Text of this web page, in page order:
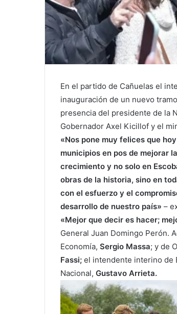
En el partido de Cañuelas el
inauguración de un nuevo
presencia del presidente de la
Gobernador Axel Kicillof y el
«Nos pone muy felices que
municipios en pos de mejorar
crecimiento y no solo en
obras de la historia, sino en
con el esfuerzo y el
desarrollo de nuestro país» –
«Mejor que decir es hacer;
General Juan Domingo Perón.
Economía, Sergio Massa; y de
Fassi; el intendente interino de
Nacional, Gustavo Arrieta.